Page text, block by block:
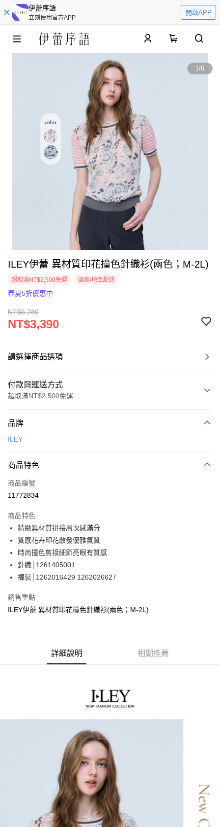
伊蕾序語
立刻使用官方APP
開啟APP
1/6
ILEY伊蕾 異材質印花撞色針織衫(兩色；M-2L)
超取滿NT$2,500免運 國家/地區配送
春夏5折優惠中
NT$6,780
NT$3,390
請選擇商品選項
付款與運送方式
超取滿NT$2,500免運
信用卡一次付款
3 期 0 利率 每期
合作金庫商業銀行
上海商業儲蓄銀行
臺灣中小企業銀行
匯豐（台灣）商業銀行
聯邦商業銀行
元大商業銀行
玉山商業銀行
台新國際商業銀行
台灣樂天信用卡公司
超商取貨付款
LINE Pay
Apple Pay
街口支付
悠遊付
Google Pay
大哥付你分期
2.付款方式選擇「大哥付你分期」，訂單成立後會自動跳轉到大哥付的交易
流程，驗證手機門號後，選擇欲分期的期數、繳款截止日，確認付款後即完
消。如遇「轉專審核」未通過狀況，表示未達大哥付你分期系統評分，恕無
1.分期款項不併入電信帳單，「大哥付你分期」於每月結算日後寄送繳費提
2.透過簡訊連結打開帳單後，可選擇「超商條碼／台灣大直營門市／銀行轉
帳／街口支付／iPASS MONEY」等通路繳費。
1.本服務係由「台灣大哥大股份有限公司」（以下簡稱本公司）所提供，讓
用戶於交易時，得透過本服務購買商品或服務，並由商店將買賣／分期付款
買賣價金債權讓與本公司後，依約使用本公司帳單繳交帳款。
2.基於同意付款使用「大哥付你分期」之契約關係目的，商店將以您的個人
資料（包含姓名、電話或地址）提供予台灣大哥大進項蒐集、處理及利用，
由本公司與您本人進行分期帳單所需資料之確認、核對及更正。
【關於「AFTEE先享後付」】
１．簡單：不需註冊會員、不需綁卡、不需儲值。
２．便利：只要手機號碼，簡訊認證，即可結帳。
３．安心：先確認商品／服務後，再付款。
１．於結帳方式選擇「AFTEE先享後付」後，將跳轉至「AFTEE先享後付」
結帳頁面，進行簡訊認證並確認金額後，即可完成結帳。
２．訂單成立數日內，您將收到繳費通知簡訊。
３．收到繳費通知簡訊後14天內，點擊此簡訊中的連結，可透過四大超商／
ATM／網路銀行／等多元方式進行付款，方視為交易完成。
※ 請注意：結帳手續完成當下不需立刻繳費，但若您需要取消訂單，請聯絡
購買商品的店家。未經商家同意取消之訂單仍視為有效，需透過AFTEE先享
後付繳納相關費用。
※ 交易是否成功請以「AFTEE先享後付 」之結帳頁面顯示為準，若有關於
是否繳費成功／繳費後需取消欲退款等相關疑問，請聯繫「AFTEE先享後付
客戶支援中心」https://netprotections.freshdesk.com/support/home
每筆NT$120，滿NT$2,500(含以上)免運費
每筆NT$120，滿NT$2,500(含以上)免運費
每筆NT$120，滿NT$2,500(含以上)免運費
付款後萊爾富取貨
每筆NT$120，滿NT$2,500(含以上)免運費
7-11取貨付款
品牌
ILEY
商品特色
商品編號
11772834
商品特色
精緻異材質拼接層次感滿分
質感花卉印花散發優雅氣質
時尚撞色剪接細節亮眼有質感
針織│1261405001
褲裝│1262016429 1262026627
銷售重點
ILEY伊蕾 異材質印花撞色針織衫(兩色；M-2L)
詳細說明 相關推薦